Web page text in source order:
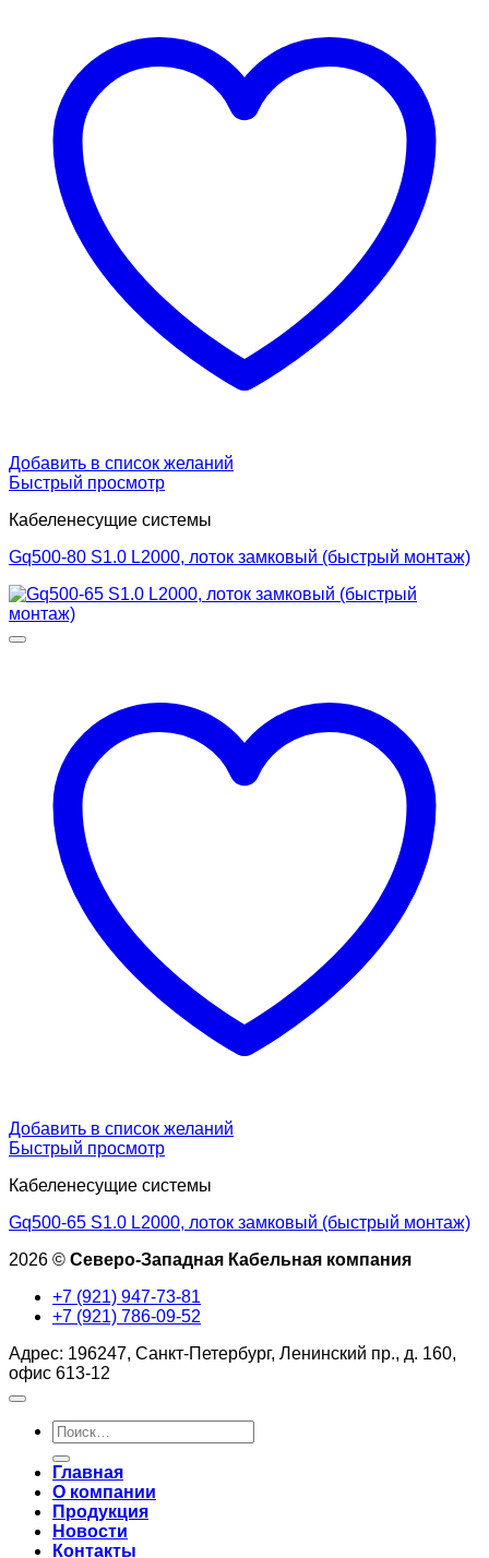
Добавить в список желаний
Быстрый просмотр
Кабеленесущие системы
Gq500-80 S1.0 L2000, лоток замковый (быстрый монтаж)
Добавить в список желаний
Быстрый просмотр
Кабеленесущие системы
Gq500-65 S1.0 L2000, лоток замковый (быстрый монтаж)
2026 © Северо-Западная Кабельная компания
+7 (921) 947-73-81
+7 (921) 786-09-52
Адрес: 196247, Санкт-Петербург, Ленинский пр., д. 160,
офис 613-12
Искать:
Главная
О компании
Продукция
Новости
Контакты